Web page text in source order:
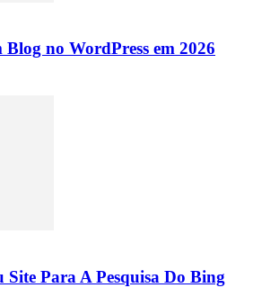
no WordPress em 2026
Site Para A Pesquisa Do Bing